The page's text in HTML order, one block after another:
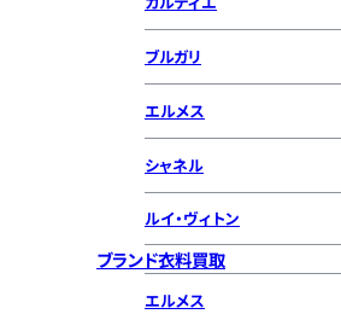
ブルガリ
エルメス
シャネル
ルイ・ヴィトン
ブランド衣料買取
エルメス